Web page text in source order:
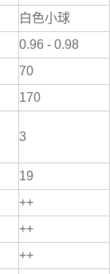
白色小球
0.96 - 0.98
70
170
3
19
++
++
++